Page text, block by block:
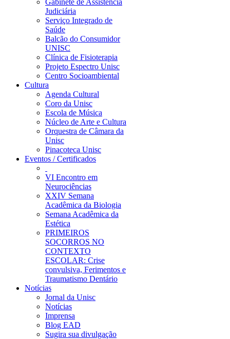
Gabinete de Assistência
Judiciária
Serviço Integrado de
Saúde
Balcão do Consumidor
UNISC
Clínica de Fisioterapia
Projeto Espectro Unisc
Centro Socioambiental
Cultura
Agenda Cultural
Coro da Unisc
Escola de Música
Núcleo de Arte e Cultura
Orquestra de Câmara da
Unisc
Pinacoteca Unisc
Eventos / Certificados
VI Encontro em
Neurociências
XXIV Semana
Acadêmica da Biologia
Semana Acadêmica da
Estética
PRIMEIROS
SOCORROS NO
CONTEXTO
ESCOLAR: Crise
convulsiva, Ferimentos e
Traumatismo Dentário
Notícias
Jornal da Unisc
Notícias
Imprensa
Blog EAD
Sugira sua divulgação